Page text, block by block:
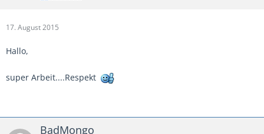
17. August 2015
Hallo,
super Arbeit....Respekt
BadMongo